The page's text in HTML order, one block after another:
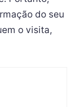
do seu
o visita,